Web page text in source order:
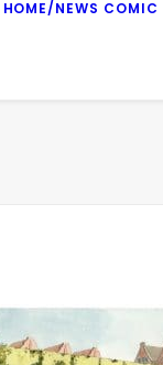
HOME/NEWS COMIC